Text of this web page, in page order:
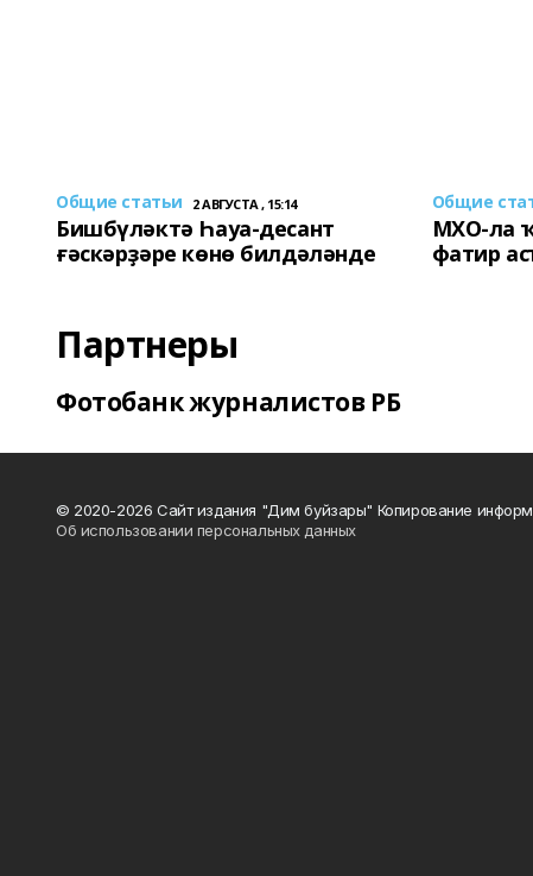
Общие статьи 2 АВГУСТА , 15:14
Бишбүләктә Һауа-десант
ғәскәрҙәре көнө билдәләнде
Общие
МХО-ла
фатир
Партнеры
Фотобанк журналистов РБ
© 2020-2026 Сайт издания "Дим буйзары" Копирование
Об использовании персональных данных